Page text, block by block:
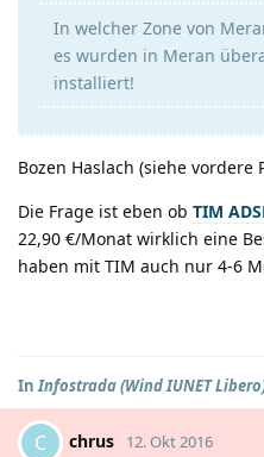
In welcher Zone von
es wurden in Meran
installiert!
Bozen Haslach (siehe vordere
Die Frage ist eben ob TIM
22,90 €/Monat wirklich eine
haben mit TIM auch nur 4-6
InInfostrada (Wind IUNET
C chrus 12. Okt 2016